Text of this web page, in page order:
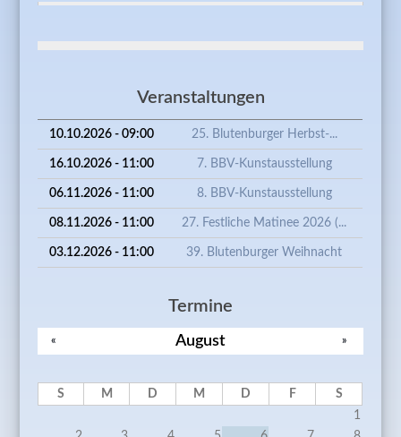
Veranstaltungen
10.10.2026 - 09:00 25. Blutenburger Herbst-...
16.10.2026 - 11:00 7. BBV-Kunstausstellung
06.11.2026 - 11:00 8. BBV-Kunstausstellung
08.11.2026 - 11:00 27. Festliche Matinee 2026 (...
03.12.2026 - 11:00 39. Blutenburger Weihnacht
Termine
August
« »
S M D M D F
S
1